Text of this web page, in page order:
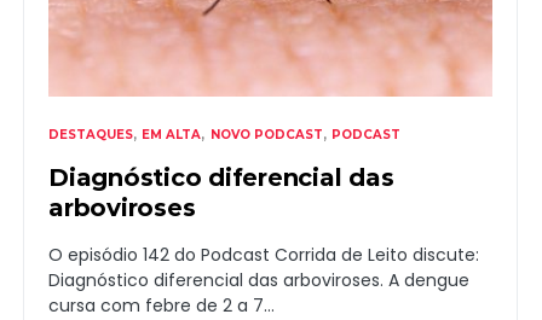
DESTAQUES EM ALTA NOVO PODCAST PODCAST
Diagnóstico diferencial das
arboviroses
O episódio 142 do Podcast Corrida de Leito discute:
Diagnóstico diferencial das arboviroses. A dengue
cursa com febre de 2 a 7…